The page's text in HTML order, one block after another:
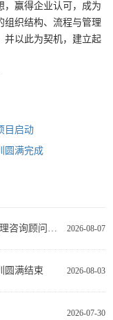
，赢得企业认可，成为
组织结构、流程与管理
并以此为契机，建立起
目启动
圆满完成
2026-08-07
如何应对不确定性和复杂性?哈尔滨企业管理咨询顾问这样看!
2026-08-03
圆满结束
2026-07-30